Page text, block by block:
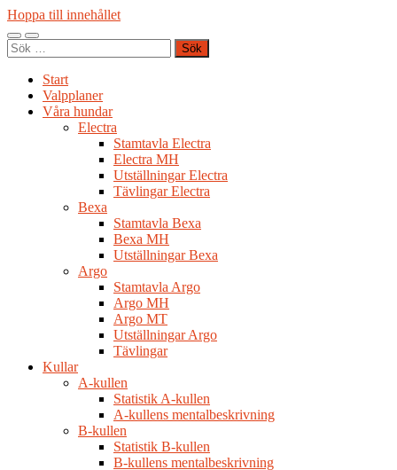
Hoppa till innehållet
Slå
på/av
Slå
på/av
Sök
efter:
Start
Valpplaner
Våra hundar
Electra
Stamtavla Electra
Electra MH
Utställningar Electra
Tävlingar Electra
Bexa
Stamtavla Bexa
Bexa MH
Utställningar Bexa
Argo
Stamtavla Argo
Argo MH
Argo MT
Utställningar Argo
Tävlingar
Kullar
A-kullen
Statistik A-kullen
A-kullens mentalbeskrivning
B-kullen
Statistik B-kullen
B-kullens mentalbeskrivning